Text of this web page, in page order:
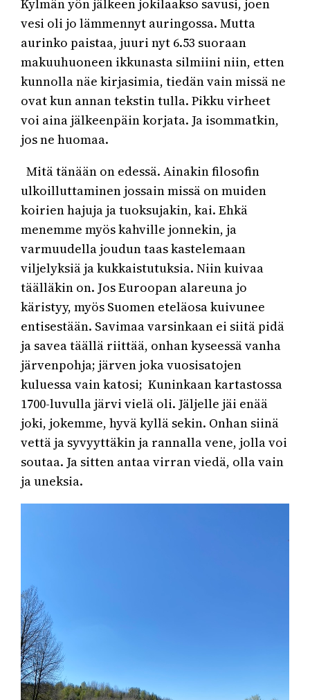
Kylmän yön jälkeen jokilaakso savusi, joen
vesi oli jo lämmennyt auringossa. Mutta
aurinko paistaa, juuri nyt 6.53 suoraan
makuuhuoneen ikkunasta silmiini niin, etten
kunnolla näe kirjasimia, tiedän vain missä ne
ovat kun annan tekstin tulla. Pikku virheet
voi aina jälkeenpäin korjata. Ja isommatkin,
jos ne huomaa.
Mitä tänään on edessä. Ainakin filosofin
ulkoilluttaminen jossain missä on muiden
koirien hajuja ja tuoksujakin, kai. Ehkä
menemme myös kahville jonnekin, ja
varmuudella joudun taas kastelemaan
viljelyksiä ja kukkaistutuksia. Niin kuivaa
täälläkin on. Jos Euroopan alareuna jo
käristyy, myös Suomen eteläosa kuivunee
entisestään. Savimaa varsinkaan ei siitä pidä
ja savea täällä riittää, onhan kyseessä vanha
järvenpohja; järven joka vuosisatojen
kuluessa vain katosi; Kuninkaan kartastossa
1700-luvulla järvi vielä oli. Jäljelle jäi enää
joki, jokemme, hyvä kyllä sekin. Onhan siinä
vettä ja syvyyttäkin ja rannalla vene, jolla voi
soutaa. Ja sitten antaa virran viedä, olla vain
ja uneksia.